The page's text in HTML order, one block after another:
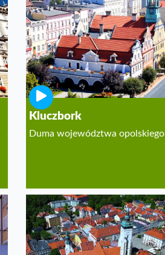
Kluczbork
Duma województwa opolskiego